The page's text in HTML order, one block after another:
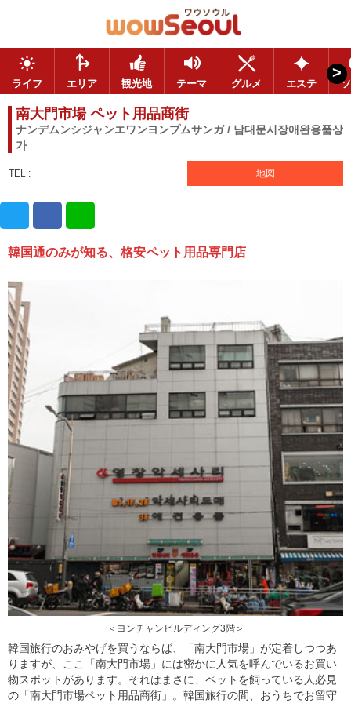
ライフ エリア 観光地 テーマ グルメ エステ
>
南大門市場 ペット用品商街
ナンデムンシジャンエワンヨンプムサンガ / 남대문시장애완용품상
가
TEL : 地図
韓国通のみが知る、格安ペット用品専門店
＜ヨンチャンビルディング3階＞
韓国旅行のおみやげを買うならば、「南大門市場」が定着しつつあ
りますが、ここ「南大門市場」には密かに人気を呼んでいるお買い
物スポットがあります。それはまさに、ペットを飼っている人必見
の「南大門市場ペット用品商街」。韓国旅行の間、おうちでお留守